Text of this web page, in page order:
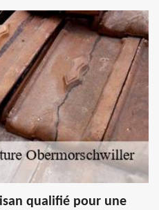
qualifié pour une